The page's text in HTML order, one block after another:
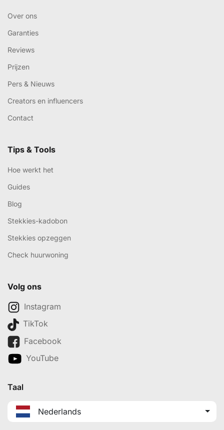
Over ons
Garanties
Reviews
Prijzen
Pers & Nieuws
Creators en influencers
Contact
Tips & Tools
Hoe werkt het
Guides
Blog
Stekkies-kadobon
Stekkies opzeggen
Check huurwoning
Volg ons
Instagram
TikTok
Facebook
YouTube
Taal
Nederlands